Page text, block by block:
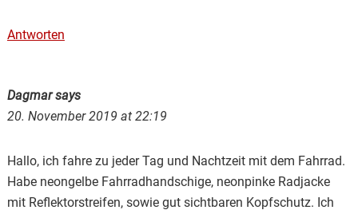
Antworten
Dagmarsays
20. November 2019 at 22:19
Hallo, ich fahre zu jeder Tag und Nachtzeit mit dem Fahrrad.
Habe neongelbe Fahrradhandschige, neonpinke Radjacke
mit Reflektorstreifen, sowie gut sichtbaren Kopfschutz. Ich